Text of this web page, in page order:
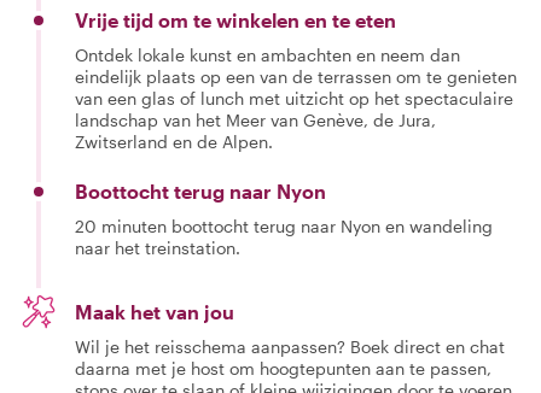
Vrije tijd om te winkelen en te eten
Ontdek lokale kunst en ambachten en neem dan
eindelijk plaats op een van de terrassen om te genieten
van een glas of lunch met uitzicht op het spectaculaire
landschap van het Meer van Genève, de Jura,
Zwitserland en de Alpen.
Boottocht terug naar Nyon
20 minuten boottocht terug naar Nyon en wandeling
naar het treinstation.
Maak het van jou
Wil je het reisschema aanpassen? Boek direct en chat
daarna met je host om hoogtepunten aan te passen,